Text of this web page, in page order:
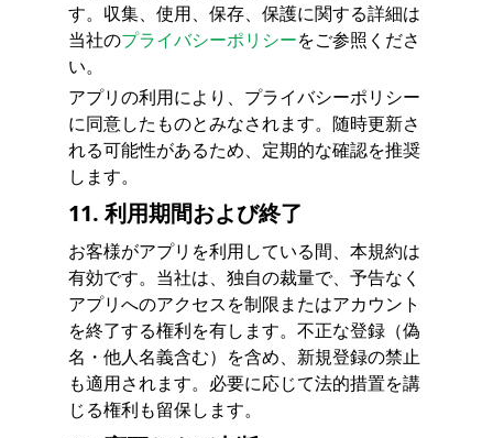
す。収集、使用、保存、保護に関する詳細は
当社のプライバシーポリシーをご参照くださ
い。
アプリの利用により、プライバシーポリシー
に同意したものとみなされます。随時更新さ
れる可能性があるため、定期的な確認を推奨
します。
11. 利用期間および終了
お客様がアプリを利用している間、本規約は
有効です。当社は、独自の裁量で、予告なく
アプリへのアクセスを制限またはアカウント
を終了する権利を有します。不正な登録（偽
名・他人名義含む）を含め、新規登録の禁止
も適用されます。必要に応じて法的措置を講
じる権利も留保します。